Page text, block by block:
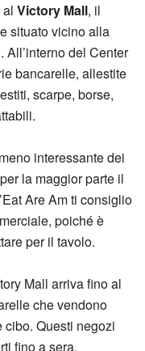
alVictory Mall, il
situato vicino alla
del Center
bancarelle, allestite
scarpe, borse,
interessante dei
la maggior parte il
Are Am ti consiglio
poiché è
per il tavolo.
Mall arriva fino al
che vendono
cibo. Questi negozi
fino a sera.